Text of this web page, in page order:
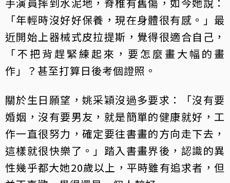
「年輕時沒好好保養，現在身體很有感。」最
近開始上器械式皮拉提斯，覺得很適合自己，
「不把背趕緊練起來，要怎麼畫大幅的畫
作」？甚至打算日後考個證照。
關於生日願望，姚采穎沒過多要求：「沒有要
婚姻，沒有要男友，就是簡單的健康就好，工
作一直很努力，確定要往書畫的方向走下去，
這樣就很快樂了。」踏入書畫界後，認識的異
性幾乎都大她20歲以上，平時雖有追求者，但